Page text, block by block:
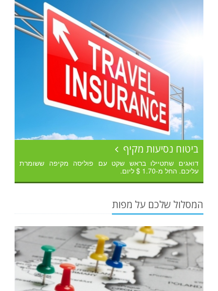
ביטוח נסיעות מקיף
דואגים שתטיילו בראש שקט עם פוליסה מקיפה ששומרת
עליכם. החל מ-1.70 $ ליום.
המסלול שלכם על מפות